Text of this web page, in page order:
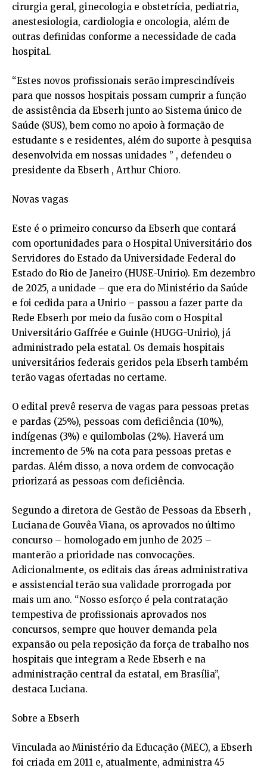
cirurgia geral, ginecologia e obstetrícia, pediatria,
anestesiologia, cardiologia e oncologia, além de
outras definidas conforme a necessidade de cada
hospital.
“Estes novos profissionais serão imprescindíveis
para que nossos hospitais possam cumprir a função
de assistência da Ebserh junto ao Sistema único de
Saúde (SUS), bem como no apoio à formação de
estudante s e residentes, além do suporte à pesquisa
desenvolvida em nossas unidades ” , defendeu o
presidente da Ebserh , Arthur Chioro.
Novas vagas
Este é o primeiro concurso da Ebserh que contará
com oportunidades para o Hospital Universitário dos
Servidores do Estado da Universidade Federal do
Estado do Rio de Janeiro (HUSE-Unirio). Em dezembro
de 2025, a unidade – que era do Ministério da Saúde
e foi cedida para a Unirio – passou a fazer parte da
Rede Ebserh por meio da fusão com o Hospital
Universitário Gaffrée e Guinle (HUGG-Unirio), já
administrado pela estatal. Os demais hospitais
universitários federais geridos pela Ebserh também
terão vagas ofertadas no certame.
O edital prevê reserva de vagas para pessoas pretas
e pardas (25%), pessoas com deficiência (10%),
indígenas (3%) e quilombolas (2%). Haverá um
incremento de 5% na cota para pessoas pretas e
pardas. Além disso, a nova ordem de convocação
priorizará as pessoas com deficiência.
Segundo a diretora de Gestão de Pessoas da Ebserh ,
Luciana de Gouvêa Viana, os aprovados no último
concurso – homologado em junho de 2025 –
manterão a prioridade nas convocações.
Adicionalmente, os editais das áreas administrativa
e assistencial terão sua validade prorrogada por
mais um ano. “Nosso esforço é pela contratação
tempestiva de profissionais aprovados nos
concursos, sempre que houver demanda pela
expansão ou pela reposição da força de trabalho nos
hospitais que integram a Rede Ebserh e na
administração central da estatal, em Brasília”,
destaca Luciana.
Sobre a Ebserh
Vinculada ao Ministério da Educação (MEC), a Ebserh
foi criada em 2011 e, atualmente, administra 45